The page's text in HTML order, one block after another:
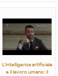
L'intelligenza artificiale
e il lavoro umano: il